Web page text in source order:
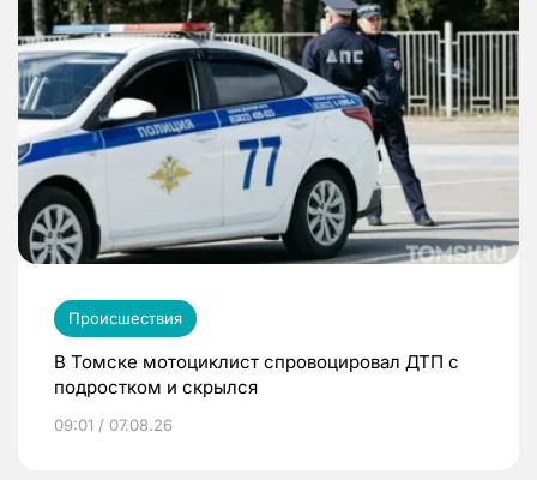
Происшествия
В Томске мотоциклист спровоцировал ДТП с
подростком и скрылся
09:01 / 07.08.26